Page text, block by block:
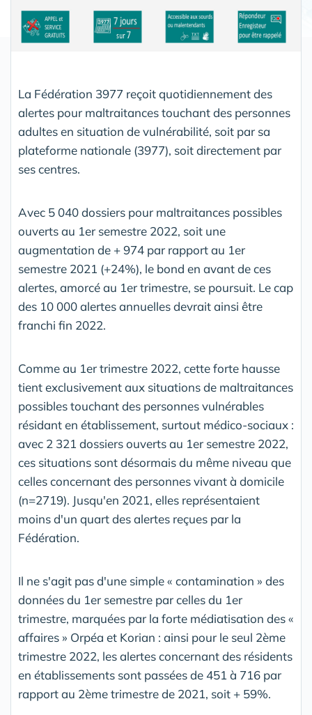
La Fédération 3977 reçoit quotidiennement des
alertes pour maltraitances touchant des personnes
adultes en situation de vulnérabilité, soit par sa
plateforme nationale (3977), soit directement par
ses centres.
Avec 5 040 dossiers pour maltraitances possibles
ouverts au 1er semestre 2022, soit une
augmentation de + 974 par rapport au 1er
semestre 2021 (+24%), le bond en avant de ces
alertes, amorcé au 1er trimestre, se poursuit. Le cap
des 10 000 alertes annuelles devrait ainsi être
franchi fin 2022.
Comme au 1er trimestre 2022, cette forte hausse
tient exclusivement aux situations de maltraitances
possibles touchant des personnes vulnérables
résidant en établissement, surtout médico-sociaux :
avec 2 321 dossiers ouverts au 1er semestre 2022,
ces situations sont désormais du même niveau que
celles concernant des personnes vivant à domicile
(n=2719). Jusqu'en 2021, elles représentaient
moins d'un quart des alertes reçues par la
Fédération.
Il ne s'agit pas d'une simple « contamination » des
données du 1er semestre par celles du 1er
trimestre, marquées par la forte médiatisation des «
affaires » Orpéa et Korian : ainsi pour le seul 2ème
trimestre 2022, les alertes concernant des résidents
en établissements sont passées de 451 à 716 par
rapport au 2ème trimestre de 2021, soit + 59%.